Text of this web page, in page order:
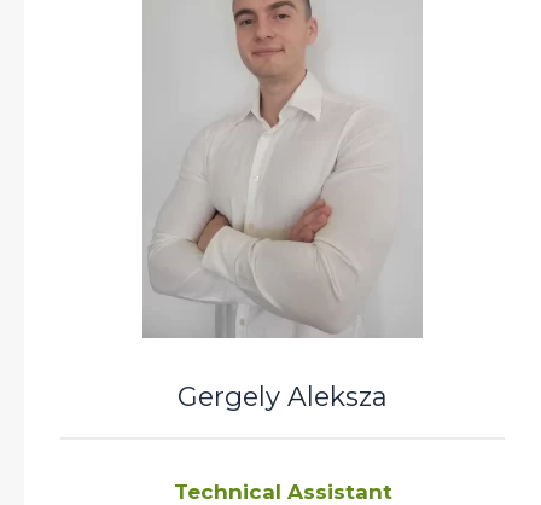
Gergely Aleksza
Technical Assistant